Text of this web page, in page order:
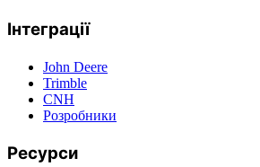
Інтеграції
John Deere
Trimble
CNH
Розробники
Ресурси